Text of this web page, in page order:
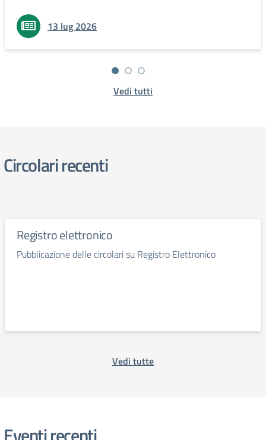
13 lug 2026
Vedi tutti
Circolari recenti
Registro elettronico
Pubblicazione delle circolari su Registro Elettronico
Vedi tutte